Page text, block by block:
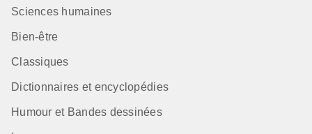
Sciences humaines
Bien-être
Classiques
Dictionnaires et encyclopédies
Humour et Bandes dessinées